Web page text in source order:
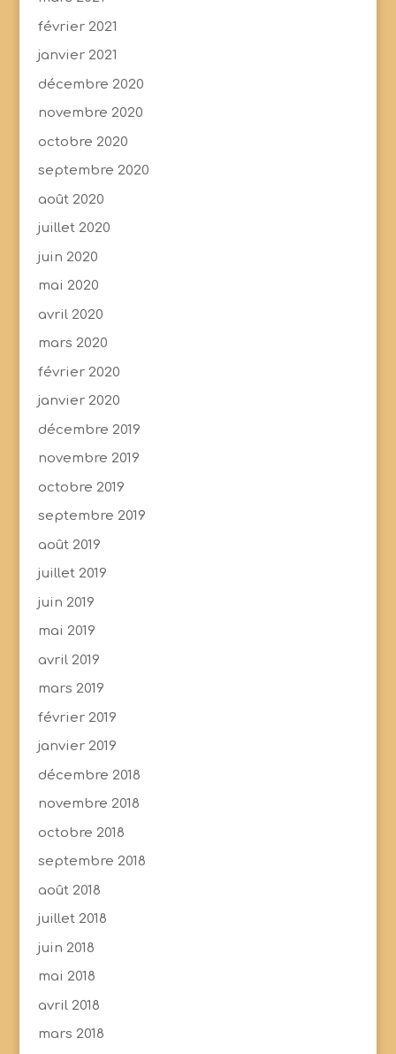
février 2021
janvier 2021
décembre 2020
novembre 2020
octobre 2020
septembre 2020
août 2020
juillet 2020
juin 2020
mai 2020
avril 2020
mars 2020
février 2020
janvier 2020
décembre 2019
novembre 2019
octobre 2019
septembre 2019
août 2019
juillet 2019
juin 2019
mai 2019
avril 2019
mars 2019
février 2019
janvier 2019
décembre 2018
novembre 2018
octobre 2018
septembre 2018
août 2018
juillet 2018
juin 2018
mai 2018
avril 2018
mars 2018